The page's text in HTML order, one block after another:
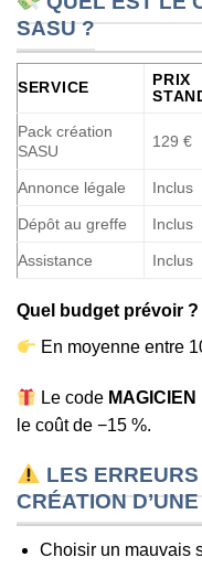
SASU ?
SERVICE
PRIX
Pack création
SASU
129 €
Annonce légale Inclus
Dépôt au greffe Inclus
Assistance Inclus
Quel budget prévoir ?
En moyenne entre
Le code MAGICIEN
le coût de −15 %.
LES
CRÉATION
Choisir un mauvais